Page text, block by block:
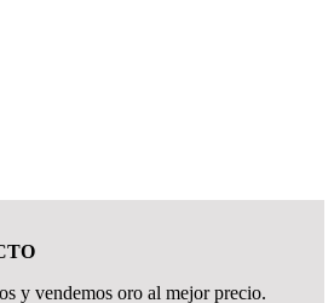
y vendemos oro al mejor precio.